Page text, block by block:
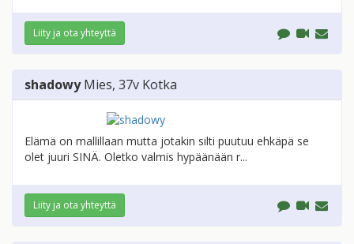
Liity ja ota yhteyttä
shadowy Mies, 37v Kotka
Elämä on mallillaan mutta jotakin silti puutuu ehkäpä se
olet juuri SINÄ. Oletko valmis hypäänään r...
Liity ja ota yhteyttä